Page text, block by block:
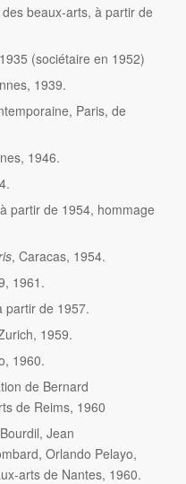
beaux-arts, à partir de
(sociétaire en 1952)
1939.
Paris, de
1946.
partir de 1954, hommage
, Caracas, 1954.
1961.
partir de 1957.
1959.
1960.
de Bernard
de Reims, 1960
Jean
Orlando Pelayo,
arts de Nantes, 1960.